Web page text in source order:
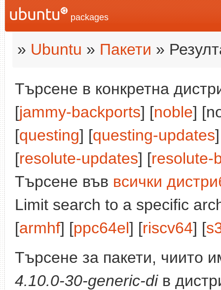
packages
» Ubuntu » Пакети »
Търсене в конкретна
[jammy-backports] [noble]
[questing] [questing-updates
[resolute-updates] [resolute-
Търсене във всички
Limit search to a specific
[armhf] [ppc64el] [riscv64] [
Търсене за пакети, чиито
4.10.0-30-generic-diв